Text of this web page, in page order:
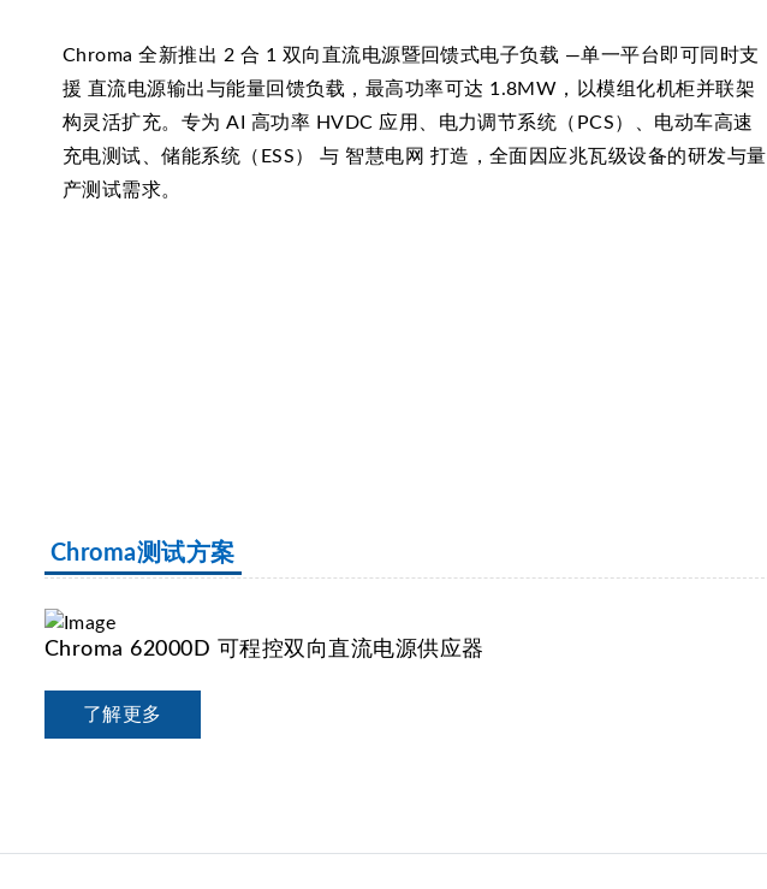
Chroma 全新推出 2 合 1 双向直流电源暨回馈式电子负载 —单一平台即可同时支
援 直流电源输出与能量回馈负载，最高功率可达 1.8MW，以模组化机柜并联架
构灵活扩充。专为 AI 高功率 HVDC 应用、电力调节系统（PCS）、电动车高速
充电测试、储能系统（ESS） 与 智慧电网 打造，全面因应兆瓦级设备的研发与量
产测试需求。
Chroma测试方案
Chroma 62000D 可程控双向直流电源供应器
了解更多